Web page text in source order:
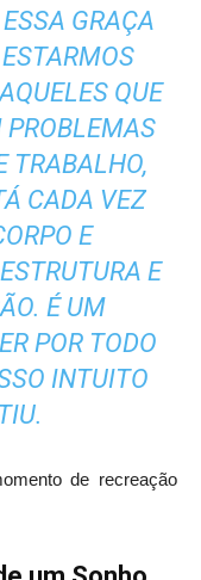
GRAÇA
QUE
TRABALHO,
CADA VEZ
E
E
É UM
POR TODO
INTUITO
de recreação